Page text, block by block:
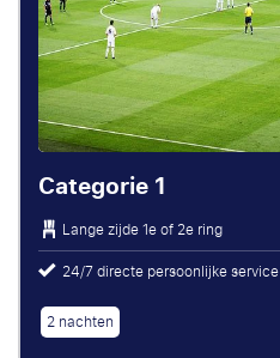
Categorie 1
Lange zijde 1e of 2e ring
24/7 directe persoonlijke service
2 nachten